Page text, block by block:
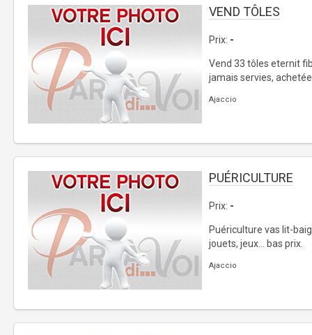
VEND TÔLES
Prix: -
Vend 33 tôles eternit
jamais servies,
Ajaccio
PUÉRICULTURE
Prix: -
Puériculture vas lit-
jouets, jeux... bas prix.
Ajaccio